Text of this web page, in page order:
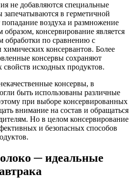
не добавляются специальные
запечатываются в герметичной
воздуха и размножение
консервирование является
обработки по сравнению с
консервантов. Более
консервы сохраняют
исходных продуктов.
консервы, в
быть использованы различные
при выборе консервированных
внимание на состав и обращаться
Но в целом консервирование
и безопасных способов
─ идеальные